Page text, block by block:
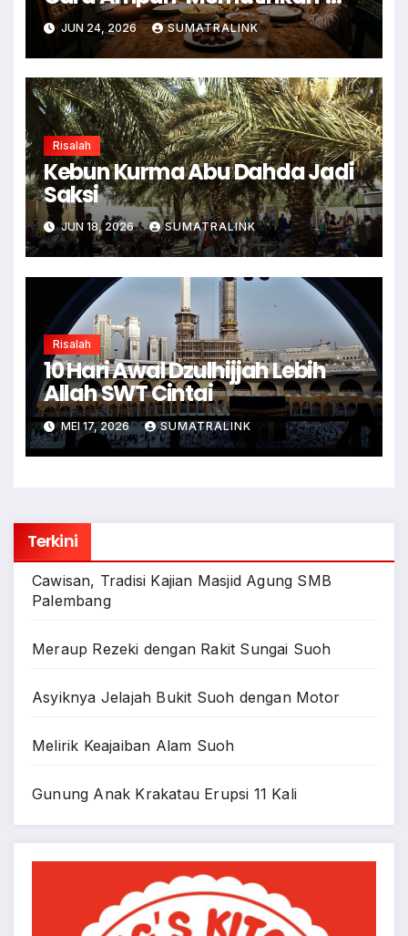
Dosa
JUN 24, 2026 SUMATRALINK
Risalah
Kebun Kurma Abu Dahda Jadi
Saksi
JUN 18, 2026 SUMATRALINK
Risalah
10 Hari Awal Dzulhijjah Lebih
Allah SWT Cintai
MEI 17, 2026 SUMATRALINK
Terkini
Cawisan, Tradisi Kajian Masjid Agung SMB
Palembang
Meraup Rezeki dengan Rakit Sungai Suoh
Asyiknya Jelajah Bukit Suoh dengan Motor
Melirik Keajaiban Alam Suoh
Gunung Anak Krakatau Erupsi 11 Kali